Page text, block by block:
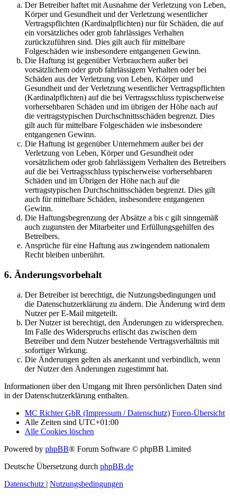
Der Betreiber haftet mit Ausnahme der Verletzung von Leben,
Körper und Gesundheit und der Verletzung wesentlicher
Vertragspflichten (Kardinalpflichten) nur für Schäden, die auf
ein vorsätzliches oder grob fahrlässiges Verhalten
zurückzuführen sind. Dies gilt auch für mittelbare
Folgeschäden wie insbesondere entgangenen Gewinn.
Die Haftung ist gegenüber Verbrauchern außer bei
vorsätzlichem oder grob fahrlässigem Verhalten oder bei
Schäden aus der Verletzung von Leben, Körper und
Gesundheit und der Verletzung wesentlicher Vertragspflichten
(Kardinalpflichten) auf die bei Vertragsschluss typischerweise
vorhersehbaren Schäden und im übrigen der Höhe nach auf
die vertragstypischen Durchschnittsschäden begrenzt. Dies
gilt auch für mittelbare Folgeschäden wie insbesondere
entgangenen Gewinn.
Die Haftung ist gegenüber Unternehmern außer bei der
Verletzung von Leben, Körper und Gesundheit oder
vorsätzlichem oder grob fahrlässigem Verhalten des Betreibers
auf die bei Vertragsschluss typischerweise vorhersehbaren
Schäden und im Übrigen der Höhe nach auf die
vertragstypischen Durchschnittsschäden begrenzt. Dies gilt
auch für mittelbare Schäden, insbesondere entgangenen
Gewinn.
Die Haftungsbegrenzung der Absätze a bis c gilt sinngemäß
auch zugunsten der Mitarbeiter und Erfüllungsgehilfen des
Betreibers.
Ansprüche für eine Haftung aus zwingendem nationalem
Recht bleiben unberührt.
6. Änderungsvorbehalt
Der Betreiber ist berechtigt, die Nutzungsbedingungen und
die Datenschutzerklärung zu ändern. Die Änderung wird dem
Nutzer per E-Mail mitgeteilt.
Der Nutzer ist berechtigt, den Änderungen zu widersprechen.
Im Falle des Widerspruchs erlischt das zwischen dem
Betreiber und dem Nutzer bestehende Vertragsverhältnis mit
sofortiger Wirkung.
Die Änderungen gelten als anerkannt und verbindlich, wenn
der Nutzer den Änderungen zugestimmt hat.
Informationen über den Umgang mit Ihren persönlichen Daten sind
in der Datenschutzerklärung enthalten.
MC Richter GbR (Impressum / Datenschutz) Foren-Übersicht
Alle Zeiten sind UTC+01:00
Alle Cookies löschen
Powered by phpBB® Forum Software © phpBB Limited
Deutsche Übersetzung durch phpBB.de
Datenschutz | Nutzungsbedingungen